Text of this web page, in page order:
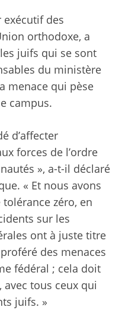
des
orthodoxe, a
juifs qui se sont
du ministère
menace qui pèse
campus.
d’affecter
forces de l’ordre
», a-t-il déclaré
« Et nous avons
zéro, en
sur les
ont à juste titre
des menaces
fédéral ; cela doit
tous ceux qui
juifs. »